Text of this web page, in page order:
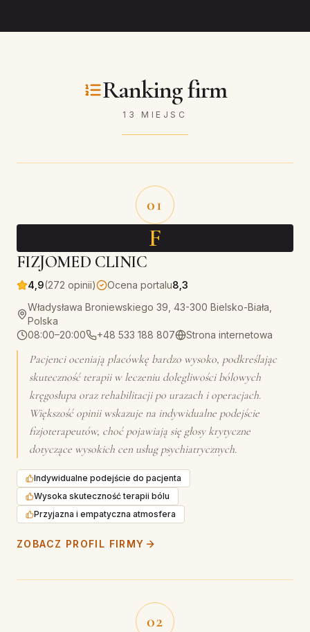
Ranking firm
13 MIEJSC
01
F
FIZJOMED CLINIC
4,9(272 opinii) Ocena portalu8,3
Władysława Broniewskiego 39, 43-300 Bielsko-Biała,
Polska
08:00–20:00
+48 533 188 807 Strona internetowa
Pacjenci oceniają placówkę bardzo wysoko, podkreślając
skuteczność terapii w leczeniu dolegliwości bólowych
kręgosłupa oraz rehabilitacji po urazach i operacjach.
Większość opinii wskazuje na indywidualne podejście
fizjoterapeutów, choć pojawiają się głosy krytyczne
dotyczące wysokich cen usług psychiatrycznych.
Indywidualne podejście do pacjenta
Wysoka skuteczność terapii bólu
Przyjazna i empatyczna atmosfera
ZOBACZ PROFIL FIRMY
02